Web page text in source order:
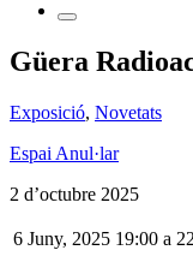
Güera
Exposició, Novetats
Espai Anul·lar
2 d’octubre 2025
6 Juny, 2025 19:00 a